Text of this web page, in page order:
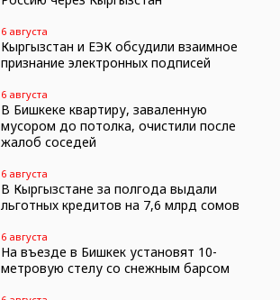
6 августа
Кыргызстан и ЕЭК обсудили взаимное
признание электронных подписей
6 августа
В Бишкеке квартиру, заваленную
мусором до потолка, очистили после
жалоб соседей
6 августа
В Кыргызстане за полгода выдали
льготных кредитов на 7,6 млрд сомов
6 августа
На въезде в Бишкек установят 10-
метровую стелу со снежным барсом